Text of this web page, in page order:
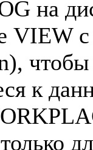
на
VIEW
чтобы
к